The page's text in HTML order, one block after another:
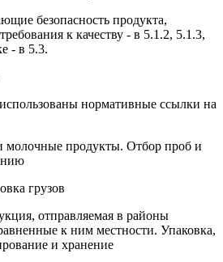
безопасность продукта,
к качеству - в 5.1.2, 5.1.3,
- в 5.3.
нормативные ссылки на
продукты. Отбор проб и
грузов
отправляемая в районы
к ним местности. Упаковка,
и хранение